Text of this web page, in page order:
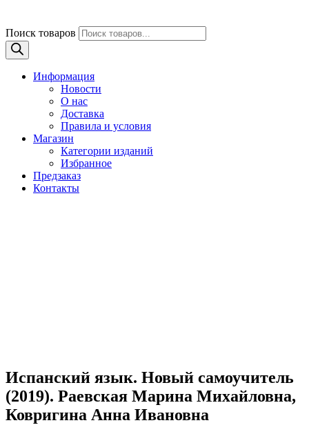
Поиск товаров
Информация
Новости
О нас
Доставка
Правила и условия
Магазин
Категории изданий
Избранное
Предзаказ
Контакты
Испанский язык. Новый самоучитель
(2019). Раевская Марина Михайловна,
Ковригина Анна Ивановна